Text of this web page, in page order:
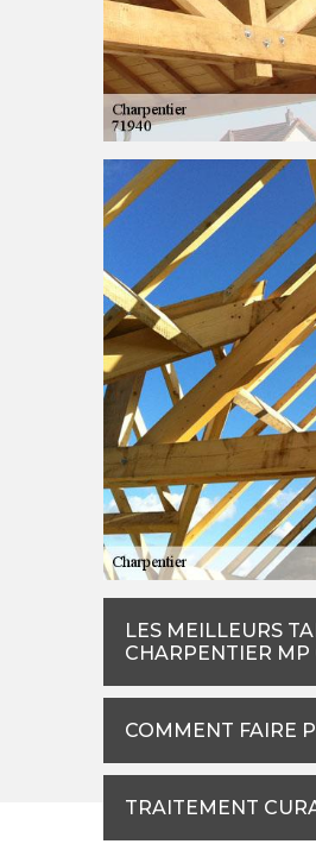
LES MEILLEURS
CHARPENTIER MP
COMMENT FAIRE
TRAITEMENT